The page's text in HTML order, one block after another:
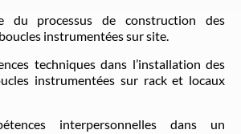
du processus de construction des
instrumentées sur site.
techniques dans l’installation des
instrumentées sur rack et locaux
interpersonnelles dans un